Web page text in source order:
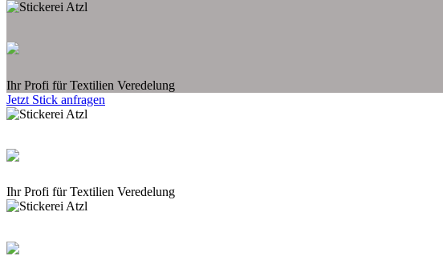
Ihr Profi für Textilien Veredelung
Jetzt Stick anfragen
Ihr Profi für Textilien Veredelung